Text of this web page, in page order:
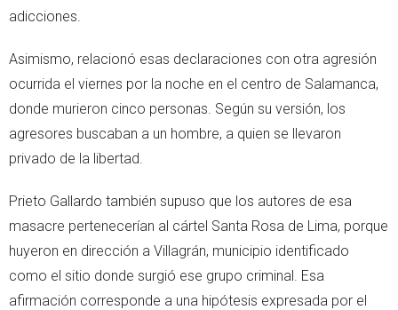
adicciones.
Asimismo, relacionó esas declaraciones con otra agresión
ocurrida el viernes por la noche en el centro de Salamanca,
donde murieron cinco personas. Según su versión, los
agresores buscaban a un hombre, a quien se llevaron
privado de la libertad.
Prieto Gallardo también supuso que los autores de esa
masacre pertenecerían al cártel Santa Rosa de Lima, porque
huyeron en dirección a Villagrán, municipio identificado
como el sitio donde surgió ese grupo criminal. Esa
afirmación corresponde a una hipótesis expresada por el